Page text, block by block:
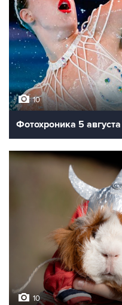
10
Фотохроника 5 августа
10